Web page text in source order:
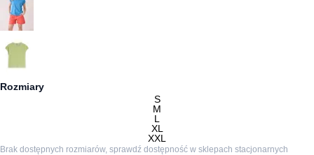
Rozmiary
S
M
L
XL
XXL
Brak dostępnych rozmiarów, sprawdź dostępność w sklepach stacjonarnych